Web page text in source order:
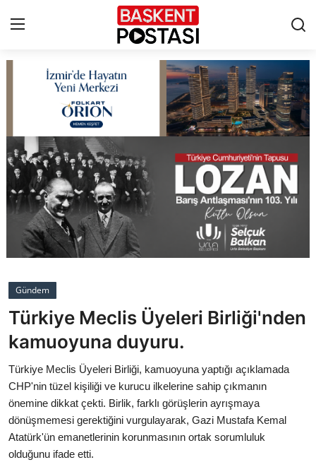
Çerez Politikası
Künye
Ankara
TBMM
Cumhurbaşkanlığı
Bakanlıklar
Siyasi Partiler
Mülki İdare
Toplum ve Yaşam
Gündem
Türkiye Meclis Üyeleri Birliği'nden
kamuoyuna duyuru.
Türkiye Meclis Üyeleri Birliği, kamuoyuna yaptığı açıklamada
CHP'nin tüzel kişiliği ve kurucu ilkelerine sahip çıkmanın
önemine dikkat çekti. Birlik, farklı görüşlerin ayrışmaya
dönüşmemesi gerektiğini vurgulayarak, Gazi Mustafa Kemal
Atatürk'ün emanetlerinin korunmasının ortak sorumluluk
olduğunu ifade etti.